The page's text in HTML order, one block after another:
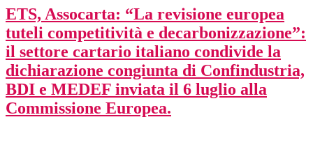
ETS, Assocarta: “La revisione europea
tuteli competitività e decarbonizzazione”:
il settore cartario italiano condivide la
dichiarazione congiunta di Confindustria,
BDI e MEDEF inviata il 6 luglio alla
Commissione Europea.